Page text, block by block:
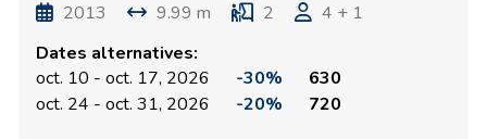
2013 9.99 m 2
4 + 1
Dates alternatives:
oct. 10 - oct. 17, 2026
-30%
630
oct. 24 - oct. 31, 2026
-20% 720